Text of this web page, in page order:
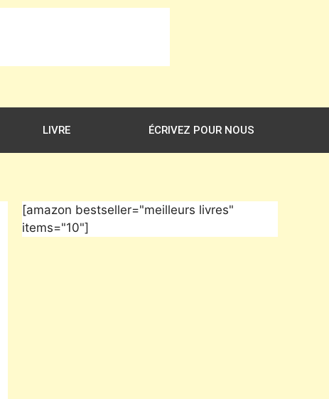
LIVRE ÉCRIVEZ POUR NOUS
[amazon bestseller="meilleurs livres"
items="10"]